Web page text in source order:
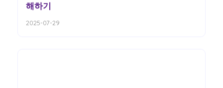
해하기
2025-07-29